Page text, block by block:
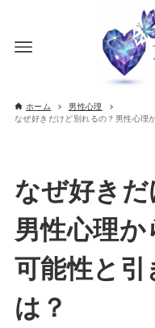
ホーム
男性心理
なぜ好きだけど別れるの？男性心理
なぜ好き
男性心理
可能性と引
は？